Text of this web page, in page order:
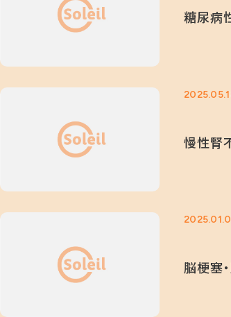
糖尿病
慢性腎
脳梗塞